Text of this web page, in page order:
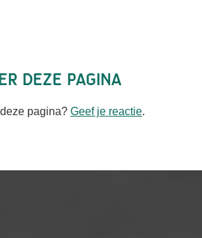
deze pagina
pagina? Geef je reactie.